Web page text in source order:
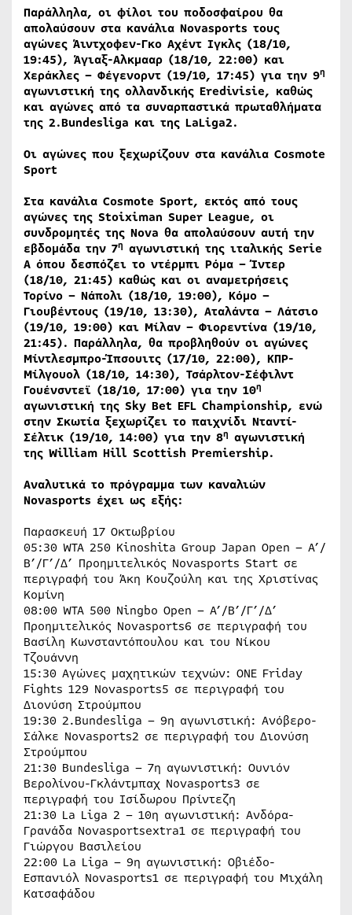
Παράλληλα, οι φίλοι του ποδοσφαίρου θα
απολαύσουν στα κανάλια Novasports τους
αγώνες Άιντχοφεν-Γκο Αχέντ Ιγκλς (18/10,
19:45), Άγιαξ-Αλκμααρ (18/10, 22:00) και
Χεράκλες – Φέγενορντ (19/10, 17:45) για την 9η
αγωνιστική της ολλανδικής Eredivisie, καθώς
και αγώνες από τα συναρπαστικά πρωταθλήματα
της 2.Bundesliga και της LaLiga2.
Οι αγώνες που ξεχωρίζουν στα κανάλια Cosmote
Sport
Στα κανάλια Cosmote Sport, εκτός από τους
αγώνες της Stoiximan Super League, οι
συνδρομητές της Nova θα απολαύσουν αυτή την
εβδομάδα την 7η αγωνιστική της ιταλικής Serie
A όπου δεσπόζει το ντέρμπι Ρόμα – Ίντερ
(18/10, 21:45) καθώς και οι αναμετρήσεις
Τορίνο – Νάπολι (18/10, 19:00), Κόμο –
Γιουβέντους (19/10, 13:30), Αταλάντα – Λάτσιο
(19/10, 19:00) και Μίλαν – Φιορεντίνα (19/10,
21:45). Παράλληλα, θα προβληθούν οι αγώνες
Μίντλεσμπρο-Ίπσουιτς (17/10, 22:00), ΚΠΡ-
Μίλγουολ (18/10, 14:30), Τσάρλτον-Σέφιλντ
Γουένσντεϊ (18/10, 17:00) για την 10η
αγωνιστική της Sky Bet EFL Championship, ενώ
στην Σκωτία ξεχωρίζει το παιχνίδι Νταντί-
Σέλτικ (19/10, 14:00) για την 8η αγωνιστική
της William Hill Scottish Premiership.
Αναλυτικά το πρόγραμμα των καναλιών
Novasports έχει ως εξής:
Παρασκευή 17 Οκτωβρίου
05:30 WTA 250 Kinoshita Group Japan Open – Α’/
Β’/Γ’/Δ’ Προημιτελικός Novasports Start σε
περιγραφή του Άκη Κουζούλη και της Χριστίνας
Κομίνη
08:00 WTA 500 Ningbo Open – Α’/Β’/Γ’/Δ’
Προημιτελικός Novasports6 σε περιγραφή του
Βασίλη Κωνσταντόπουλου και του Νίκου
Τζουάννη
15:30 Αγώνες μαχητικών τεχνών: ONE Friday
Fights 129 Novasports5 σε περιγραφή του
Διονύση Στρούμπου
19:30 2.Bundesliga – 9η αγωνιστική: Ανόβερο-
Σάλκε Novasports2 σε περιγραφή του Διονύση
Στρούμπου
21:30 Bundesliga – 7η αγωνιστική: Ουνιόν
Βερολίνου-Γκλάντμπαχ Novasports3 σε
περιγραφή του Ισίδωρου Πρίντεζη
21:30 La Liga 2 – 10η αγωνιστική: Ανδόρα-
Γρανάδα Novasportsextra1 σε περιγραφή του
Γιώργου Βασιλείου
22:00 La Liga – 9η αγωνιστική: Οβιέδο-
Εσπανιόλ Novasports1 σε περιγραφή του Μιχάλη
Κατσαφάδου